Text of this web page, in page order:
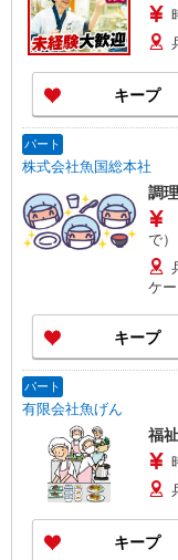
キープ
パート
株式会社魚国総本社
調
で
円
末
ケ
キープ
パート
有限会社魚げん
福
キープ